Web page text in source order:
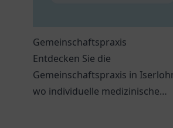
Gemeinschaftspraxis
Entdecken Sie die
Gemeinschaftspraxis in
wo individuelle medizinische